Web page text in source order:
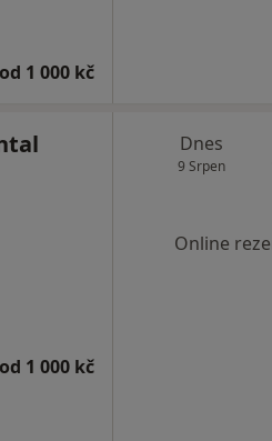
od 1 000 kč
od 1 000 kč
Dnes
9 Srpen
Online